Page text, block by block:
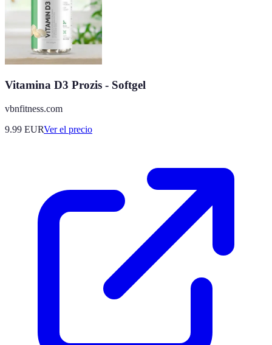
Vitamina D3 Prozis - Softgel
vbnfitness.com
9.99 EURVer el precio